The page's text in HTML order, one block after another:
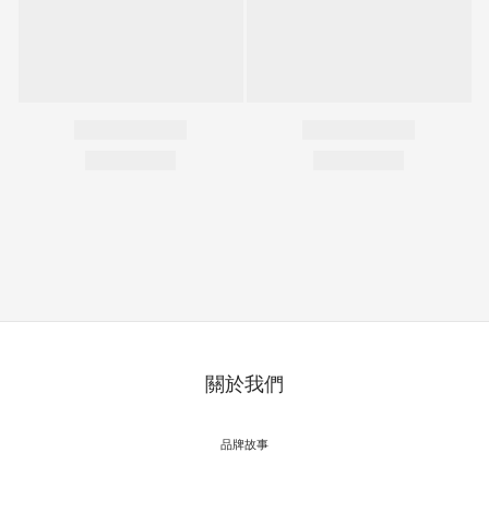
關於我們
品牌故事